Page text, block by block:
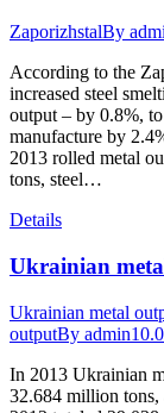
ZaporizhstalBy
According to the
increased steel
output – by 0.8%,
manufacture by
2013 rolled metal
tons, steel…
Details
Ukrainian
Ukrainian metal
outputBy admin
In 2013 Ukrainian
32.684 million tons,